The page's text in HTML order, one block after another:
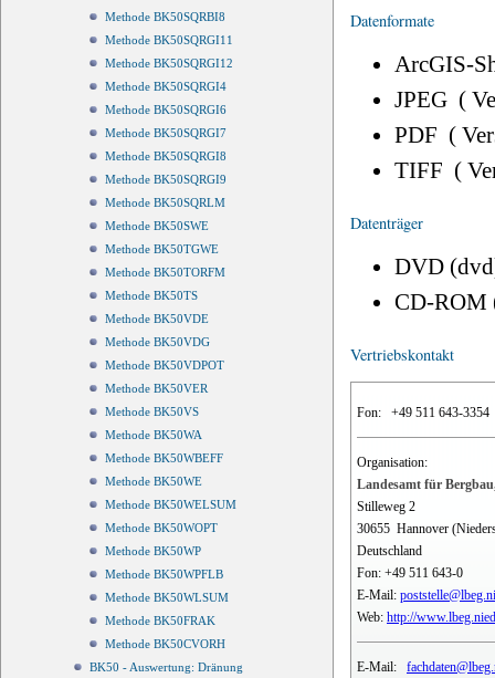
Methode BK50SQRBI8
Methode BK50SQRGI11
Methode BK50SQRGI12
Methode BK50SQRGI4
Methode BK50SQRGI6
Methode BK50SQRGI7
Methode BK50SQRGI8
Methode BK50SQRGI9
Methode BK50SQRLM
Methode BK50SWE
Methode BK50TGWE
Methode BK50TORFM
Methode BK50TS
Methode BK50VDE
Methode BK50VDG
Methode BK50VDPOT
Methode BK50VER
Methode BK50VS
Methode BK50WA
Methode BK50WBEFF
Methode BK50WE
Methode BK50WELSUM
Methode BK50WOPT
Methode BK50WP
Methode BK50WPFLB
Methode BK50WLSUM
Methode BK50FRAK
Methode BK50CVORH
BK50 - Auswertung: Dränung
Datenformate
ArcGIS-
JPEG (
PDF (
TIFF (
Datenträger
DVD
CD-ROM
Vertriebskontakt
Fon: +49 511 643-3354
Organisation:
Landesamt für
Stilleweg 2
30655 Hannover
Deutschland
Fon: +49 511 643-0
E-Mail:
Web: http://
E-Mail: